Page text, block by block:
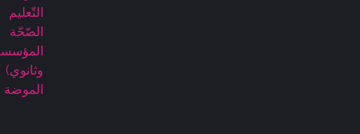
التّعليم
الصّحّة
وثانوي)
الموضة